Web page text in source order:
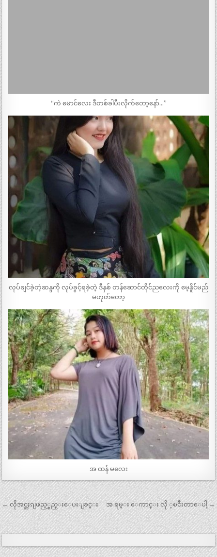
“ကဲ မောင်လေး ဒီတစ်ခါပီးလိုက်တော့နော်…”
လုပ်ချင်ခဲ့တဲ့ဆန္ဒကို လုပ်ခွင့်ရခဲ့တဲ့ ဒီနှစ် တန်ဆောင်တိုင်ညလေးကို မေ့နိူင်မည်
မဟုတ်တော့
အ ထန် မလေး
Post
navigation
← လိုအင္ဆႏၵျဖည့္စည္းေပးျခင္း အ ရမ္း ေကာင္း လို ့ၿငီးတာေပါ့ →